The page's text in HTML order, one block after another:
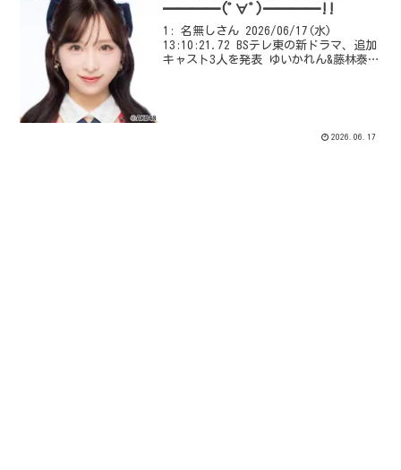
━━━━(ﾟ∀ﾟ)━━━━!!
1: 名無しさん 2026/06/17(水)
13:10:21.72 BSテレ東の新ドラマ、追加
キャスト3人を発表 ゆいかれん&藤林泰也
2026.06.17